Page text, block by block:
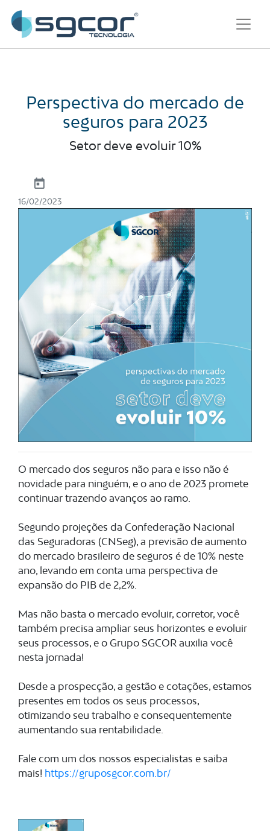
Perspectiva do mercado de
seguros para 2023
Setor deve evoluir 10%
16/02/2023
O mercado dos seguros não para e isso não é
novidade para ninguém, e o ano de 2023 promete
continuar trazendo avanços ao ramo.
Segundo projeções da Confederação Nacional
das Seguradoras (CNSeg), a previsão de aumento
do mercado brasileiro de seguros é de 10% neste
ano, levando em conta uma perspectiva de
expansão do PIB de 2,2%.
Mas não basta o mercado evoluir, corretor, você
também precisa ampliar seus horizontes e evoluir
seus processos, e o Grupo SGCOR auxilia você
nesta jornada!
Desde a prospecção, a gestão e cotações, estamos
presentes em todos os seus processos,
otimizando seu trabalho e consequentemente
aumentando sua rentabilidade.
Fale com um dos nossos especialistas e saiba
mais! https://gruposgcor.com.br/